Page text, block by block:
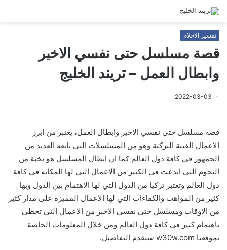
تفسير الاحلام
قصة مسلسل حتى نفسي الاخير
وابطال العمل – تريند الخليج
2022-03-03
قصة مسلسل حتى نفسي الاخير وابطال العمل، يعتبر من ابرز
الاعمال الفنية التركية وهو من المسلسلات التي تابعه العديد من
الجمهور في كافة دول العالم كما ان ابطال المسلسل هو نخبة من
النجوم التي ابدعت في الكثير من الاعمال التي لها المكانه في كافة
دول العالم وتعتبر تركيا من الدول التي لها الاهتمام بين الدول وبها
كثير من المواهب والكفاءات التي لها الاعمال المميزة على مدار كثير
من الاوقات ومسلسل حتى نفسي الاخير من الاعمال التي تحظى
باهتمام كبير في كافة دول العالم ومن خلال المعلومات الخاصة
بموقعنا w30w.com سنقدم التفاصيل.